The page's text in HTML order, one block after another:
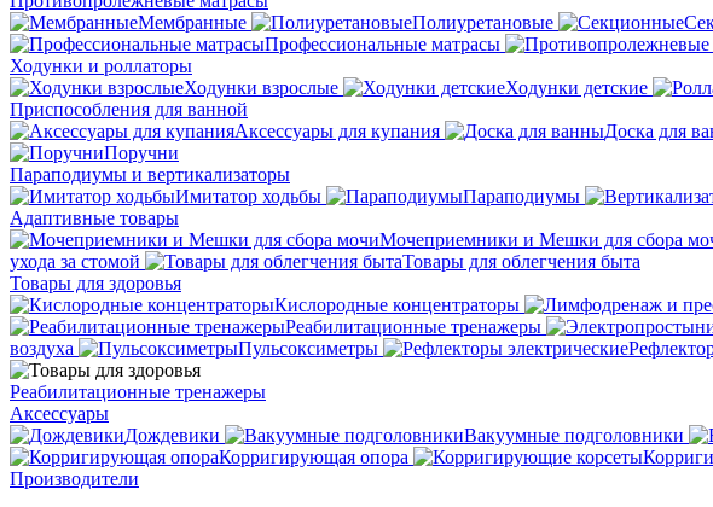
Мембранные
Полиуретановые
Профессиональные матрасы
Ходунки и роллаторы
Ходунки взрослые
Ходунки детские
Приспособления для ванной
Аксессуары для купания
Доска для
Поручни
Параподиумы и вертикализаторы
Имитатор ходьбы
Параподиумы
Адаптивные товары
Мочеприемники и Мешки для сбора
ухода за стомой
Товары для облегчения быта
Товары для здоровья
Кислородные концентраторы
Реабилитационные тренажеры
воздуха
Пульсоксиметры
Реабилитационные тренажеры
Аксессуары
Дождевики
Вакуумные подголовники
Корригирующая опора
Производители